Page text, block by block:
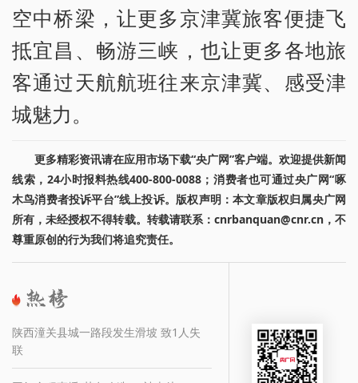
空中桥梁，让更多京津冀旅客便捷飞
抵宜昌、畅游三峡，也让更多各地旅
客通过天航航班往来京津冀、感受津
城魅力。
更多精彩资讯请在应用市场下载“央广网”客户端。欢迎提供新闻
线索，24小时报料热线400-800-0088；消费者也可通过央广网“啄
木鸟消费者投诉平台”线上投诉。版权声明：本文章版权归属央广网
所有，未经授权不得转载。转载请联系：cnrbanquan@cnr.cn，不
尊重原创的行为我们将追究责任。
陕西潼关县城一路段发生滑坡 致1人失
联